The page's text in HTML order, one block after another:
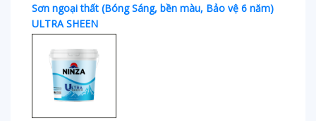
Sơn ngoại thất (Bóng Sáng, bền màu, Bảo vệ 6 năm)
ULTRA SHEEN